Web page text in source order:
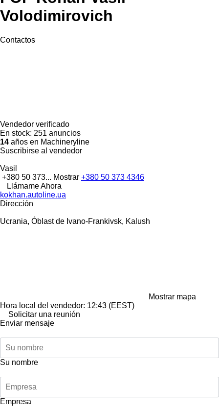
Volodimirovich
Contactos
Vendedor verificado
En stock: 251 anuncios
14 años en Machineryline
Suscribirse al vendedor
Vasil
+380 50 373... Mostrar +380 50 373 4346
Llámame Ahora
kokhan.autoline.ua
Dirección
Ucrania, Óblast de Ivano-Frankivsk, Kalush
Mostrar mapa
Hora local del vendedor: 12:43 (EEST)
Solicitar una reunión
Enviar mensaje
Su nombre
Empresa